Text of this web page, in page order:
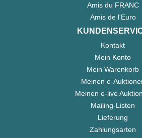
Amis du FRANC
Amis de l'Euro
Kontakt
Mein Konto
Mein Warenkorb
Meinen e-
Meinen e-live
Mailing-Listen
Lieferung
Zahlungsarten